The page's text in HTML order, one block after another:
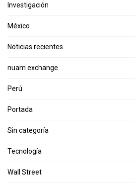
Investigación
México
Noticias recientes
nuam exchange
Perú
Portada
Sin categoría
Tecnología
Wall Street